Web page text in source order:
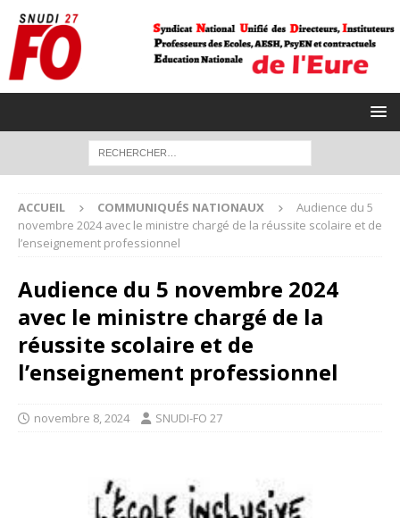
ACCUEIL COMMUNIQUÉS NATIONAUX
Audience du 5
novembre 2024 avec le ministre chargé de la réussite scolaire et de
l’enseignement professionnel
Audience du 5 novembre 2024
avec le ministre chargé de la
réussite scolaire et de
l’enseignement professionnel
novembre 8, 2024 SNUDI-FO 27